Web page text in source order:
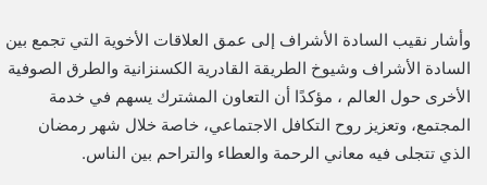
وأشار نقيب السادة الأشراف إلى عمق العلاقات الأخوية التي تجمع بين
السادة الأشراف وشيوخ الطريقة القادرية الكسنزانية والطرق الصوفية
الأخرى حول العالم ، مؤكدًا أن التعاون المشترك يسهم في خدمة
المجتمع، وتعزيز روح التكافل الاجتماعي، خاصة خلال شهر رمضان
الذي تتجلى فيه معاني الرحمة والعطاء والتراحم بين الناس.